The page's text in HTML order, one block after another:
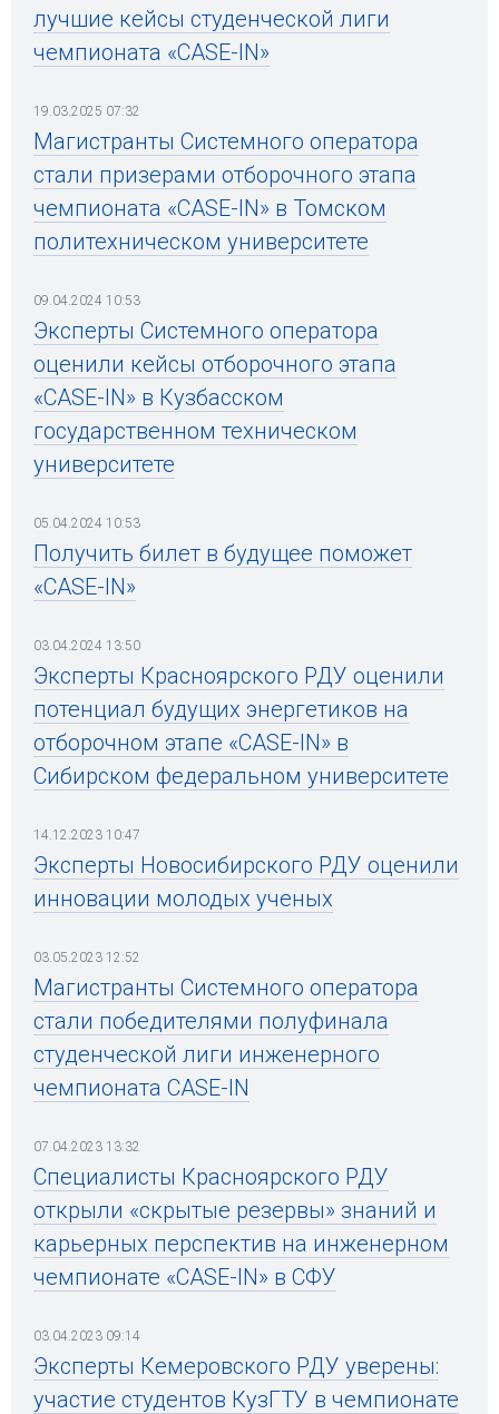
лучшие кейсы студенческой лиги
чемпионата «CASE-IN»
19.03.2025 07:32
Магистранты Системного оператора
стали призерами отборочного этапа
чемпионата «CASE-IN» в Томском
политехническом университете
09.04.2024 10:53
Эксперты Системного оператора
оценили кейсы отборочного этапа
«CASE-IN» в Кузбасском
государственном техническом
университете
05.04.2024 10:53
Получить билет в будущее поможет
«CASE-IN»
03.04.2024 13:50
Эксперты Красноярского РДУ оценили
потенциал будущих энергетиков на
отборочном этапе «CASE-IN» в
Сибирском федеральном университете
14.12.2023 10:47
Эксперты Новосибирского РДУ оценили
инновации молодых ученых
03.05.2023 12:52
Магистранты Системного оператора
стали победителями полуфинала
студенческой лиги инженерного
чемпионата CASE-IN
07.04.2023 13:32
Специалисты Красноярского РДУ
открыли «скрытые резервы» знаний и
карьерных перспектив на инженерном
чемпионате «CASE-IN» в СФУ
03.04.2023 09:14
Эксперты Кемеровского РДУ уверены:
участие студентов КузГТУ в чемпионате